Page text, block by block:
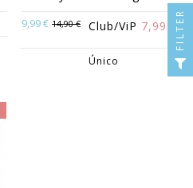
9,99 € 14,90 € Club/ViP 7,99 €
Único
FILTER